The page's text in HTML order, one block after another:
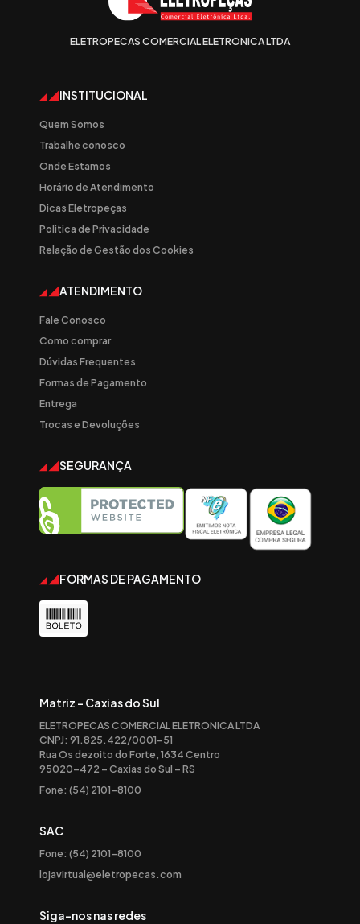
ELETROPECAS COMERCIAL ELETRONICA LTDA
INSTITUCIONAL
Quem Somos
Trabalhe conosco
Onde Estamos
Horário de Atendimento
Dicas Eletropeças
Politica de Privacidade
Relação de Gestão dos Cookies
ATENDIMENTO
Fale Conosco
Como comprar
Dúvidas Frequentes
Formas de Pagamento
Entrega
Trocas e Devoluções
SEGURANÇA
FORMAS DE PAGAMENTO
Matriz - Caxias do Sul
ELETROPECAS COMERCIAL ELETRONICA LTDA
CNPJ: 91.825.422/0001-51
Rua Os dezoito do Forte, 1634 Centro
95020-472 – Caxias do Sul – RS
Fone: (54) 2101-8100
SAC
Fone: (54) 2101-8100
lojavirtual@eletropecas.com
Siga-nos nas redes